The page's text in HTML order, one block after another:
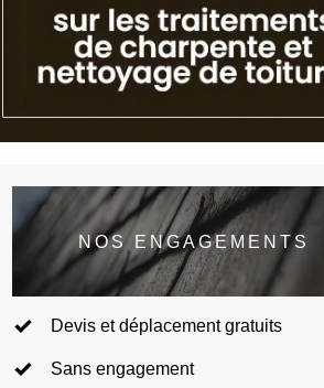
NOS ENGAGEMENTS
Devis et déplacement gratuits
Sans engagement